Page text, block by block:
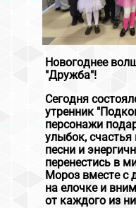
Новогоднее
"Дружба"!
Сегодня
утренник
персонажи
улыбок,
песни и
перенестись в
Мороз вместе с
на елочке и
от каждого из